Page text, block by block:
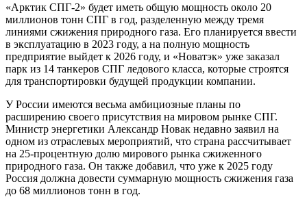
«Арктик СПГ-2» будет иметь общую мощность около 20
миллионов тонн СПГ в год, разделенную между тремя
линиями сжижения природного газа. Его планируется ввести
в эксплуатацию в 2023 году, а на полную мощность
предприятие выйдет к 2026 году, и «Новатэк» уже заказал
парк из 14 танкеров СПГ ледового класса, которые строятся
для транспортировки будущей продукции компании.
У России имеются весьма амбициозные планы по
расширению своего присутствия на мировом рынке СПГ.
Министр энергетики Александр Новак недавно заявил на
одном из отраслевых мероприятий, что страна рассчитывает
на 25-процентную долю мирового рынка сжиженного
природного газа. Он также добавил, что уже к 2025 году
Россия должна довести суммарную мощность сжижения газа
до 68 миллионов тонн в год.